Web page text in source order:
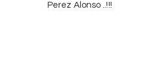
Perez Alonso ..!!!